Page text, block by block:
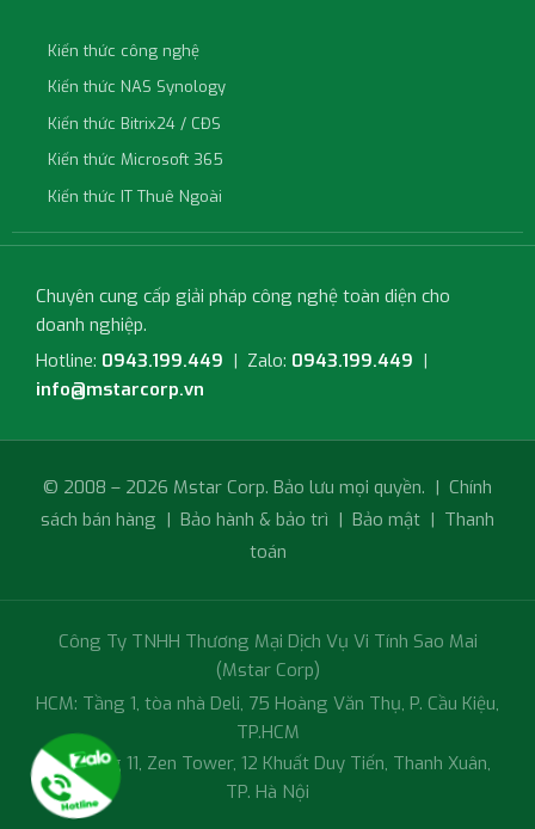
Kiến thức công nghệ
Kiến thức NAS Synology
Kiến thức Bitrix24 / CĐS
Kiến thức Microsoft 365
Kiến thức IT Thuê Ngoài
Chuyên cung cấp giải pháp công nghệ toàn diện cho
doanh nghiệp.
Hotline: 0943.199.449 | Zalo: 0943.199.449 |
info@mstarcorp.vn
© 2008 – 2026 Mstar Corp. Bảo lưu mọi quyền. | Chính
sách bán hàng | Bảo hành & bảo trì | Bảo mật | Thanh
toán
Công Ty TNHH Thương Mại Dịch Vụ Vi Tính Sao Mai
(Mstar Corp)
HCM: Tầng 1, tòa nhà Deli, 75 Hoàng Văn Thụ, P. Cầu Kiệu,
TP.HCM
HN: Tầng 11, Zen Tower, 12 Khuất Duy Tiến, Thanh Xuân,
TP. Hà Nội